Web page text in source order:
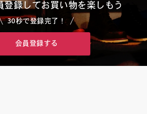
登録してお買い物を楽しもう
30秒で登録完了！
会員登録する